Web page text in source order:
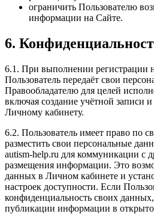
ограничить Пользователю
информации на Сайте.
6.
6.1. При выполнении регистрации
Пользователь передаёт свои
Правообладателю для целей
включая создание учётной записи
Личному кабинету.
6.2. Пользователь имеет право по
разместить свои персональные
autism-help.ru для коммуникации с
размещения информации. Это
данных в Личном кабинете и
настроек доступности. Если
конфиденциальность своих данных,
публикации информации в